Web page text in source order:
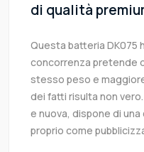
di qualità
Questa batteria DK075
concorrenza pretende
stesso peso e
dei fatti risulta non
e nuova, dispone di
proprio come